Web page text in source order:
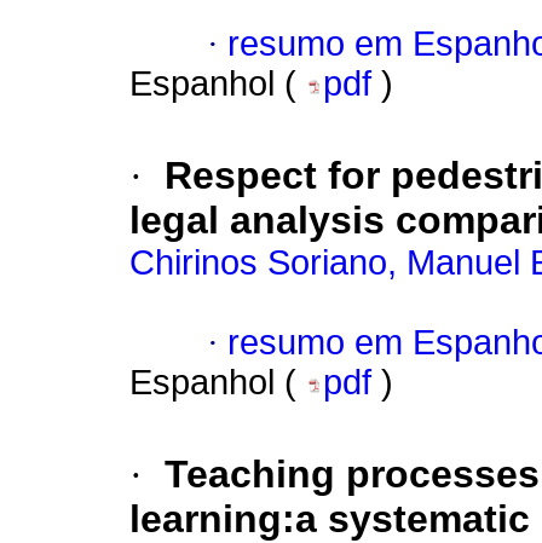
· resumo em
Espanhol (
pdf )
·
Respect for
legal analysis
Chirinos Soriano, Manuel
· resumo em
Espanhol (
pdf )
· Teaching
learning:a systematic